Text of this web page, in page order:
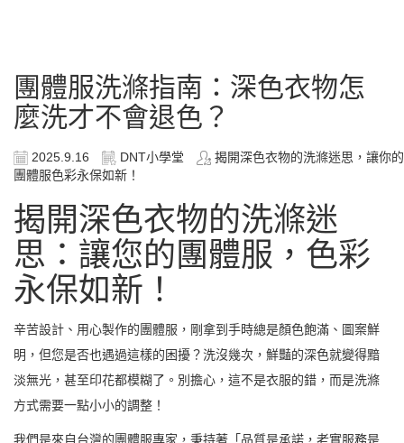
團體服洗滌指南：深色衣物怎
麼洗才不會退色？
2025.9.16 DNT小學堂
揭開深色衣物的洗滌迷思，讓你的
團體服色彩永保如新！
揭開深色衣物的洗滌迷
思：讓您的團體服，色彩
永保如新！
辛苦設計、用心製作的團體服，剛拿到手時總是顏色飽滿、圖案鮮
明，但您是否也遇過這樣的困擾？洗沒幾次，鮮豔的深色就變得黯
淡無光，甚至印花都模糊了。別擔心，這不是衣服的錯，而是洗滌
方式需要一點小小的調整！
我們是來自台灣的團體服專家，秉持著「品質是承諾，老實服務是